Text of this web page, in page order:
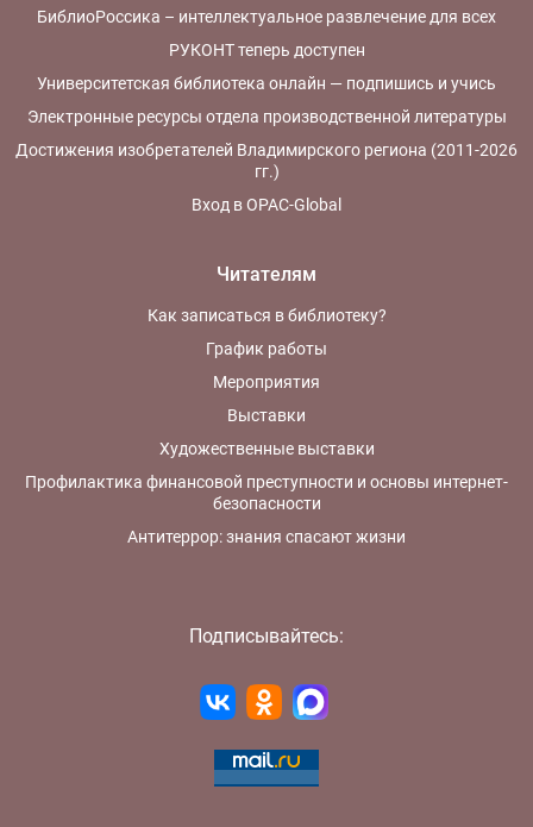
БиблиоРоссика – интеллектуальное развлечение для всех
РУКОНТ теперь доступен
Университетская библиотека онлайн — подпишись и учись
Электронные ресурсы отдела производственной литературы
Достижения изобретателей Владимирского региона (2011-2026
гг.)
Вход в OPAC-Global
Читателям
Как записаться в библиотеку?
График работы
Мероприятия
Выставки
Художественные выставки
Профилактика финансовой преступности и основы интернет-
безопасности
Антитеррор: знания спасают жизни
Подписывайтесь: